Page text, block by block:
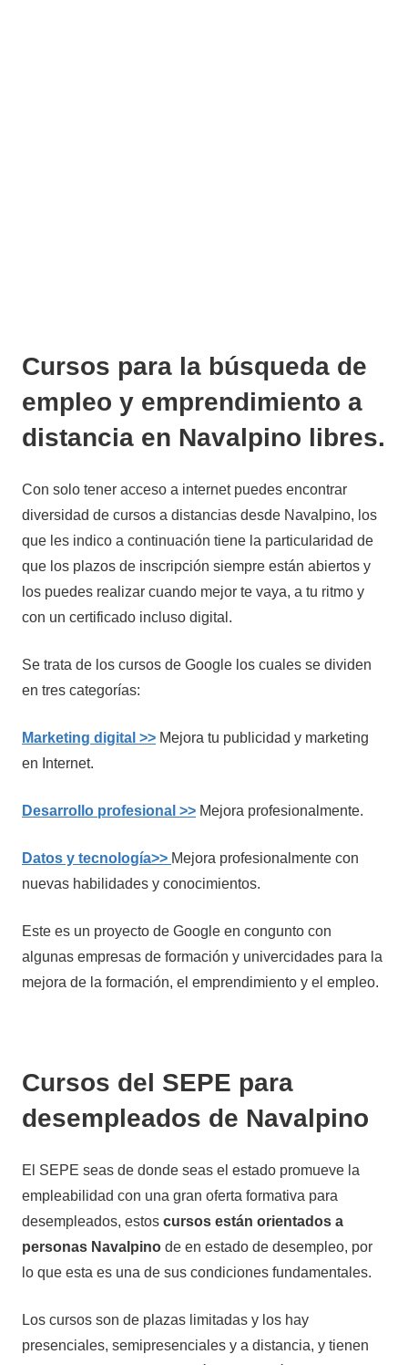
Cursos para la búsqueda de
empleo y emprendimiento a
distancia en Navalpino libres.
Con solo tener acceso a internet puedes encontrar
diversidad de cursos a distancias desde Navalpino, los
que les indico a continuación tiene la particularidad de
que los plazos de inscripción siempre están abiertos y
los puedes realizar cuando mejor te vaya, a tu ritmo y
con un certificado incluso digital.
Se trata de los cursos de Google los cuales se dividen
en tres categorías:
Marketing digital >> Mejora tu publicidad y marketing
en Internet.
Desarrollo profesional >> Mejora profesionalmente.
Datos y tecnología>> Mejora profesionalmente con
nuevas habilidades y conocimientos.
Este es un proyecto de Google en congunto con
algunas empresas de formación y univercidades para la
mejora de la formación, el emprendimiento y el empleo.
Cursos del SEPE para
desempleados de Navalpino
El SEPE seas de donde seas el estado promueve la
empleabilidad con una gran oferta formativa para
desempleados, estos cursos están orientados a
personas Navalpino de en estado de desempleo, por
lo que esta es una de sus condiciones fundamentales.
Los cursos son de plazas limitadas y los hay
presenciales, semipresenciales y a distancia, y tienen